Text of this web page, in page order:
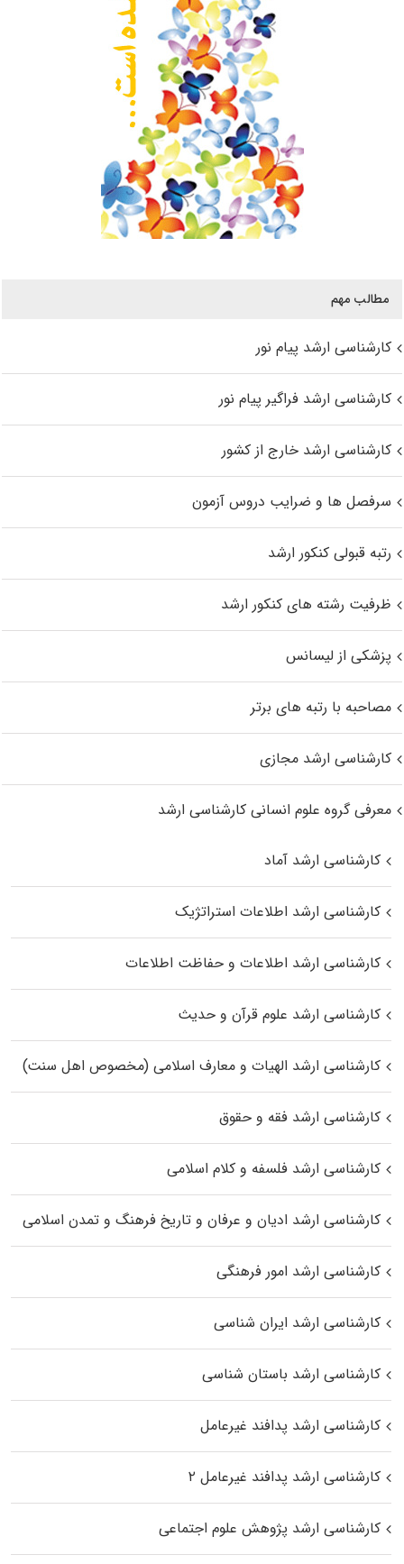
مطالب مهم
کارشناسی ارشد پیام نور
کارشناسی ارشد فراگیر پیام نور
کارشناسی ارشد خارج از کشور
سرفصل ها و ضرایب دروس آزمون
رتبه قبولی کنکور ارشد
ظرفیت رشته های کنکور ارشد
پزشکی از لیسانس
مصاحبه با رتبه های برتر
کارشناسی ارشد مجازی
معرفی گروه علوم انسانی کارشناسی ارشد
کارشناسی ارشد آماد
کارشناسی ارشد اطلاعات استراتژیک
کارشناسی ارشد اطلاعات و حفاظت اطلاعات
کارشناسی ارشد علوم قرآن و حدیث
کارشناسی ارشد الهیات و معارف اسلامی (مخصوص اهل سنت)
کارشناسی ارشد فقه و حقوق
کارشناسی ارشد فلسفه و کلام اسلامی
کارشناسی ارشد ادیان و عرفان و تاریخ فرهنگ و تمدن اسلامی
کارشناسی ارشد امور فرهنگی
کارشناسی ارشد ایران شناسی
کارشناسی ارشد باستان شناسی
کارشناسی ارشد پدافند غیرعامل
کارشناسی ارشد پدافند غیرعامل ۲
کارشناسی ارشد پژوهش علوم اجتماعی